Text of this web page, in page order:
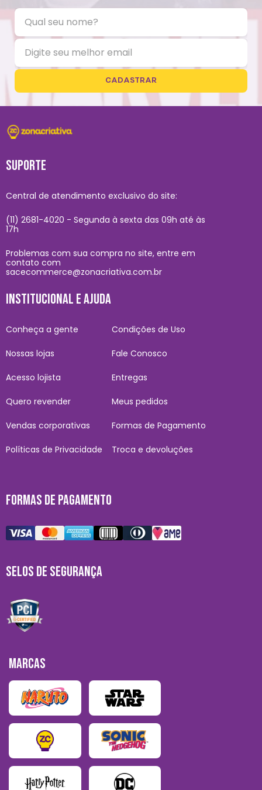
CADASTRAR
SUPORTE
Central de atendimento exclusivo do site:
(11) 2681-4020 - Segunda à sexta das 09h até às
17h
Problemas com sua compra no site, entre em
contato com
sacecommerce@zonacriativa.com.br
INSTITUCIONAL E AJUDA
Conheça a gente
Nossas lojas
Acesso lojista
Quero revender
Vendas corporativas
Políticas de Privacidade
Condições de Uso
Fale Conosco
Entregas
Meus pedidos
Formas de Pagamento
Troca e devoluções
FORMAS DE PAGAMENTO
SELOS DE SEGURANÇA
MARCAS